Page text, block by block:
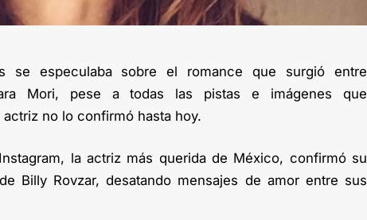
se especulaba sobre el romance que surgió entre
Mori, pese a todas las pistas e imágenes que
no lo confirmó hasta hoy.
la actriz más querida de México, confirmó su
Billy Rovzar, desatando mensajes de amor entre sus